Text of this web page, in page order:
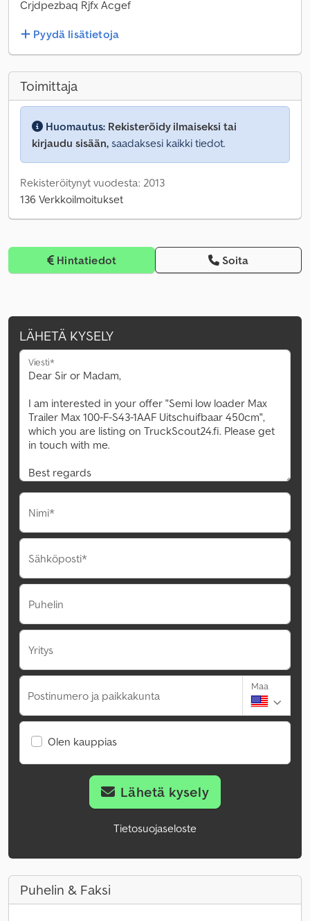
Crjdpezbaq Rjfx Acgef
Pyydä lisätietoja
Toimittaja
Huomautus: Rekisteröidy ilmaiseksi tai
kirjaudu sisään, saadaksesi kaikki tiedot.
Rekisteröitynyt vuodesta: 2013
136 Verkkoilmoitukset
Hintatiedot Soita
LÄHETÄ KYSELY
Viesti*
Nimi*
Sähköposti*
Puhelin
Yritys
Postinumero ja paikkakunta
Maa
Olen kauppias
Lähetä kysely
Tietosuojaseloste
Puhelin & Faksi